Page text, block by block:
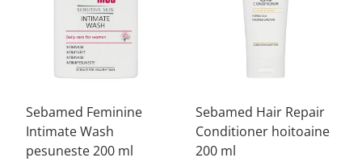
Sebamed Feminine
Intimate Wash
pesuneste 200 ml
Sebamed Hair Repair
Conditioner hoitoaine
200 ml